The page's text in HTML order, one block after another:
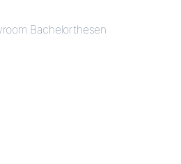
Bachelorthesen